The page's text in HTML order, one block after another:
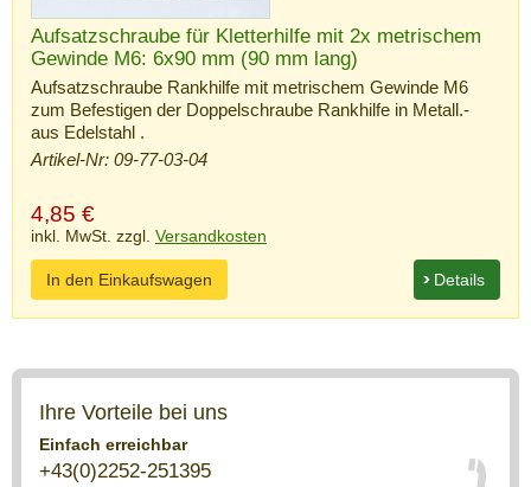
Aufsatzschraube für Kletterhilfe mit 2x metrischem
Gewinde M6: 6x90 mm (90 mm lang)
Aufsatzschraube Rankhilfe mit metrischem Gewinde M6
zum Befestigen der Doppelschraube Rankhilfe in Metall.-
aus Edelstahl .
Artikel-Nr: 09-77-03-04
4,85 €
inkl. MwSt. zzgl. Versandkosten
Details
In den Einkaufswagen
Ihre Vorteile bei uns
Einfach erreichbar
+43(0)2252-251395